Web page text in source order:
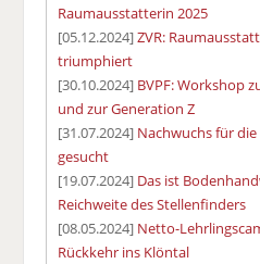
Raumausstatterin 2025
[05.12.2024]ZVR:
triumphiert
[30.10.2024] BVPF: Workshop
und zur Generation Z
[31.07.2024] Nachwuchs für
gesucht
[19.07.2024] Das ist
Reichweite des Stellenfinders
[08.05.2024] Netto-
Rückkehr ins Klöntal